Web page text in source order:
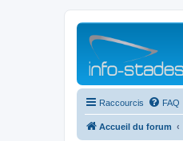
Raccourcis FAQ
Accueil du forum